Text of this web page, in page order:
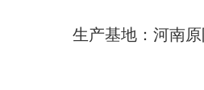
生产基地：河南